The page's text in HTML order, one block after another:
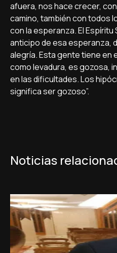
afuera, nos hace crecer,
camino, también con todos
con la esperanza. El
anticipo de esa esperanza,
alegría. Esta gente tiene en
como levadura, es gozosa,
en las dificultades. Los
significa ser gozoso”.
Noticias